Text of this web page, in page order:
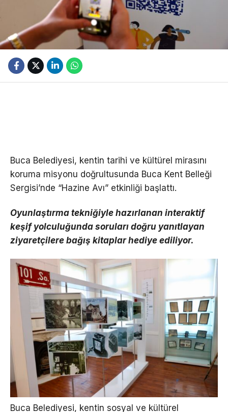
Buca Belediyesi, kentin tarihi ve kültürel mirasını
koruma misyonu doğrultusunda Buca Kent Belleği
Sergisi’nde “Hazine Avı” etkinliği başlattı.
Oyunlaştırma tekniğiyle hazırlanan interaktif
keşif yolculuğunda soruları doğru yanıtlayan
ziyaretçilere bağış kitaplar hediye ediliyor.
Buca Belediyesi, kentin sosyal ve kültürel